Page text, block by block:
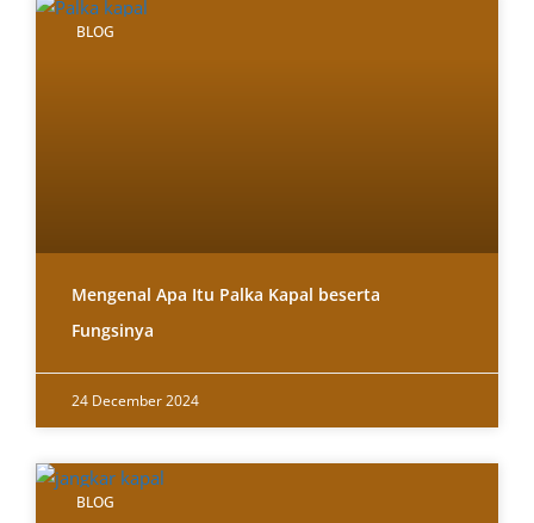
BLOG
Mengenal Apa Itu Palka Kapal beserta
Fungsinya
24 December 2024
BLOG